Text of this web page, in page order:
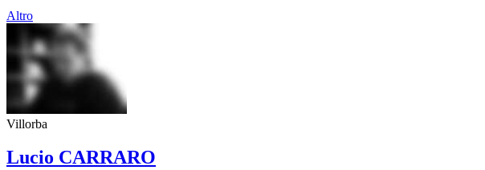
Altro
Villorba
Lucio CARRARO